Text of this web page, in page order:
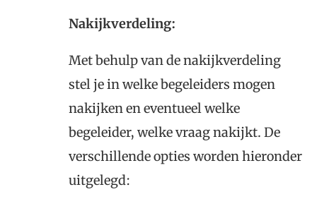
Nakijkverdeling:
Met behulp van de nakijkverdeling
stel je in welke begeleiders mogen
nakijken en eventueel welke
begeleider, welke vraag nakijkt. De
verschillende opties worden hieronder
uitgelegd: